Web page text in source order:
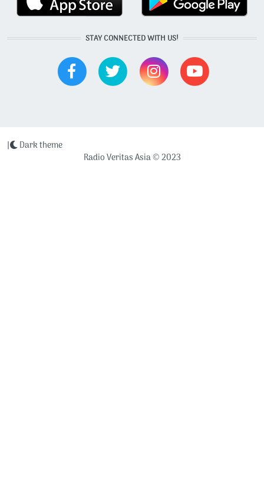
STAY CONNECTED WITH US!
Radio Veritas Asia © 2023
| Dark theme